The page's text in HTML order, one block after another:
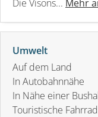
Die Visons... Mehr
Umwelt
Auf dem Land
In Autobahnnähe
In Nähe einer
Touristische